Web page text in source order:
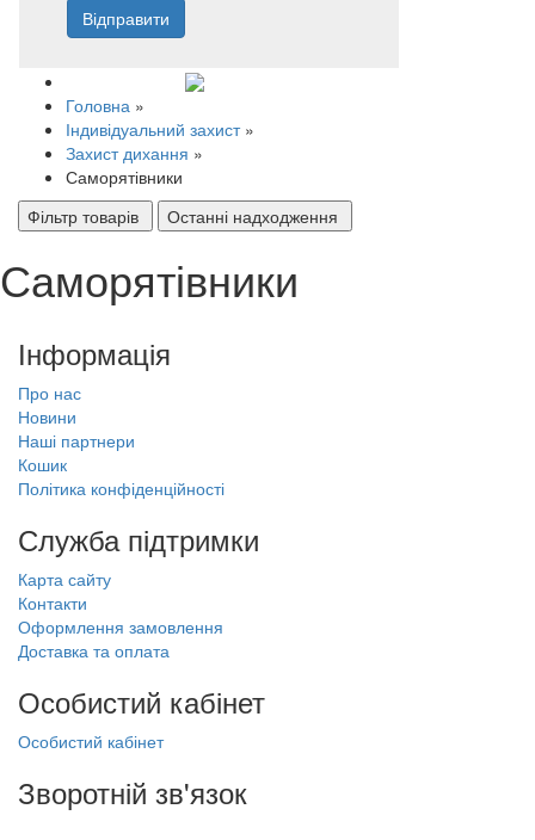
Відправити
Головна »
Індивідуальний захист »
Захист дихання »
Саморятівники
Фільтр товарів
Останні надходження
Саморятівники
Інформація
Про нас
Новини
Наші партнери
Кошик
Політика конфіденційності
Служба підтримки
Карта сайту
Контакти
Оформлення замовлення
Доставка та оплата
Особистий кабінет
Особистий кабінет
Зворотній зв'язок